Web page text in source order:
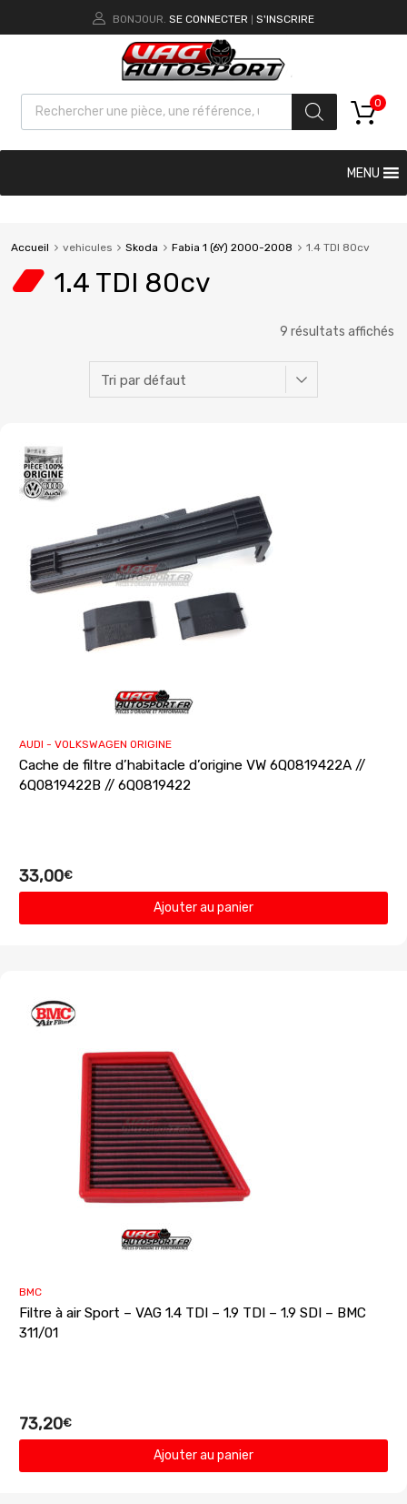
BONJOUR. SE CONNECTER S'INSCRIRE
0
MENU
Accueil vehicules Skoda Fabia 1 (6Y) 2000-2008 1.4 TDI 80cv
1.4 TDI 80cv
9 résultats affichés
AUDI - VOLKSWAGEN ORIGINE
Cache de filtre d’habitacle d’origine VW 6Q0819422A //
6Q0819422B // 6Q0819422
33,00€
Ajouter au panier
BMC
Filtre à air Sport – VAG 1.4 TDI – 1.9 TDI – 1.9 SDI – BMC
311/01
73,20€
Ajouter au panier